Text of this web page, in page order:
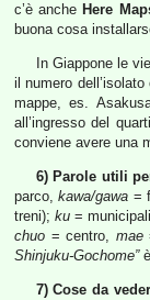
c’è anche Here
buona cosa
In Giappone le
il numero
mappe, es.
all’ingresso del
conviene avere una
6) Parole utili
parco,kawa/gawa =
treni); ku =
chuo = centro, mae
Shinjuku-Gochome”è
7) Cose da